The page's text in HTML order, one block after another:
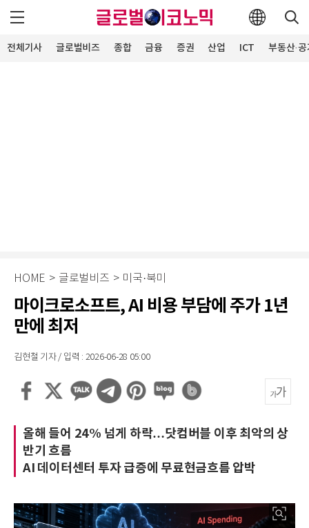
전체기사 글로벌비즈 종합 금융 증권 산업 ICT 부동산·
HOME > 글로벌비즈 > 미국·북미
마이크로소프트, AI 비용 부담에 주가 1년
만에 최저
김현철 기자 / 입력 : 2026-06-28 05:00
올해 들어 24% 넘게 하락…닷컴버블 이후 최악의 상
반기 흐름
AI 데이터센터 투자 급증에 무료현금흐름 압박